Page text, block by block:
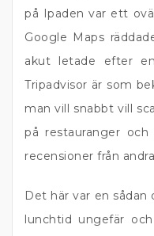
på Ipaden var ett
Google Maps
akut letade efter
Tripadvisor är som
man vill snabbt vill
på restauranger och
recensioner från
Det här var en sådan
lunchtid ungefär